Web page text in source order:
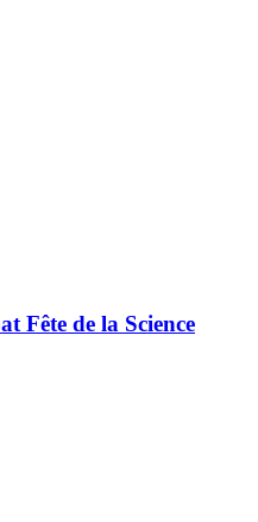
Fête de la Science